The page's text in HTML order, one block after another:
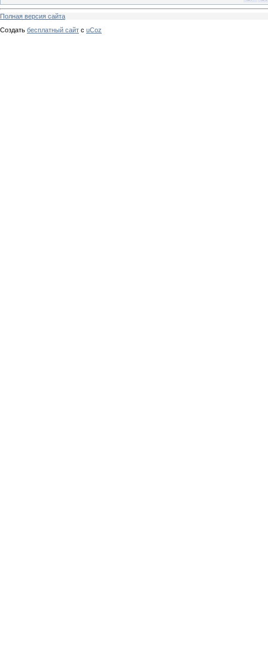
Полная версия сайта
Создать бесплатный сайт с uCoz